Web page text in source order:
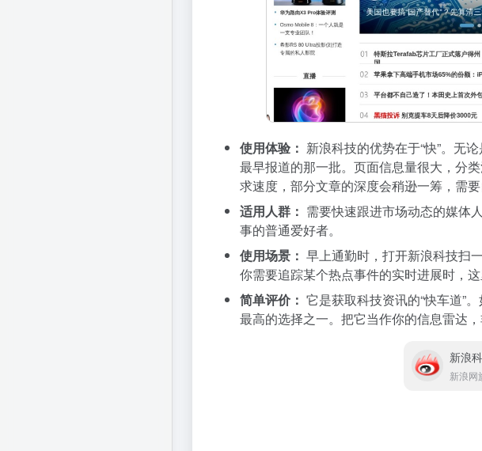
使用体验： 新浪科技的优势在于“快”。无
最早报道的那一批。页面信息量很大，分
求速度，部分文章的深度会稍逊一筹，需要
适用人群： 需要快速跟进市场动态的媒体
事的普通爱好者。
使用场景： 早上通勤时，打开新浪科技扫
你需要追踪某个热点事件的实时进展时，这
简单评价： 它是获取科技资讯的“快车道”
最高的选择之一。把它当作你的信息雷达，
新浪
新浪网